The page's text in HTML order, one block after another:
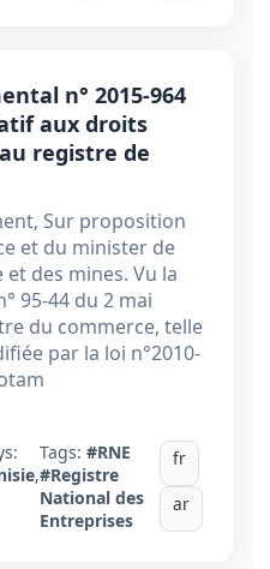
n° 2015-964
aux droits
registre de
Sur proposition
et du minister de
et des mines. Vu la
95-44 du 2 mai
du commerce, telle
par la loi n°2010-
,
Tags: #RNE
#Registre
National des
Entreprises
fr
ar